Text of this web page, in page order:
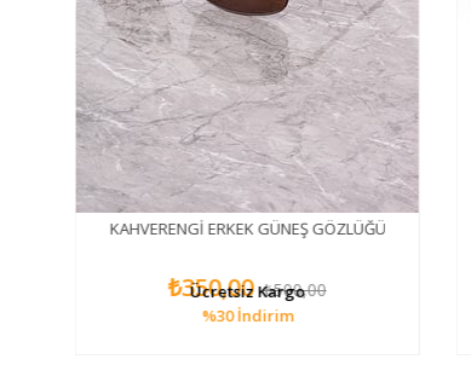
KAHVERENGİ ERKEK GÜNEŞ GÖZLÜĞÜ
₺350,00 ₺500,00
%30İndirim
Ücretsiz Kargo